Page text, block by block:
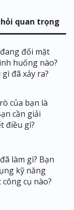
hỏi quan trọng
đối mặt
huống nào?
đã xảy ra?
của bạn là
cần giải
điều gì?
làm gì? Bạn
kỹ năng
công cụ nào?